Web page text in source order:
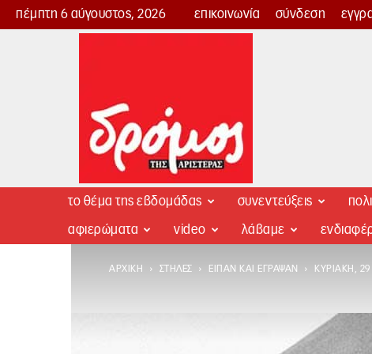
πέμπτη 6 αύγουστος, 2026 επικοινωνία σύνδεση
Δρόμος
το θέμα της εβδομάδας συνεντεύξεις
αφιερώματα video λάβαμε
ΑΡΧΙΚΉ ΣΤΉΛΕΣ ΕΊΠΑΝ ΚΑΙ ΈΓΡΑΨΑΝ ΚΥΡΙΑΚΉ,